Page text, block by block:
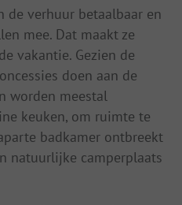
de verhuur betaalbaar en
mee. Dat maakt ze
vakantie. Gezien de
doen aan de
worden meestal
keuken, om ruimte te
badkamer ontbreekt
natuurlijke camperplaats